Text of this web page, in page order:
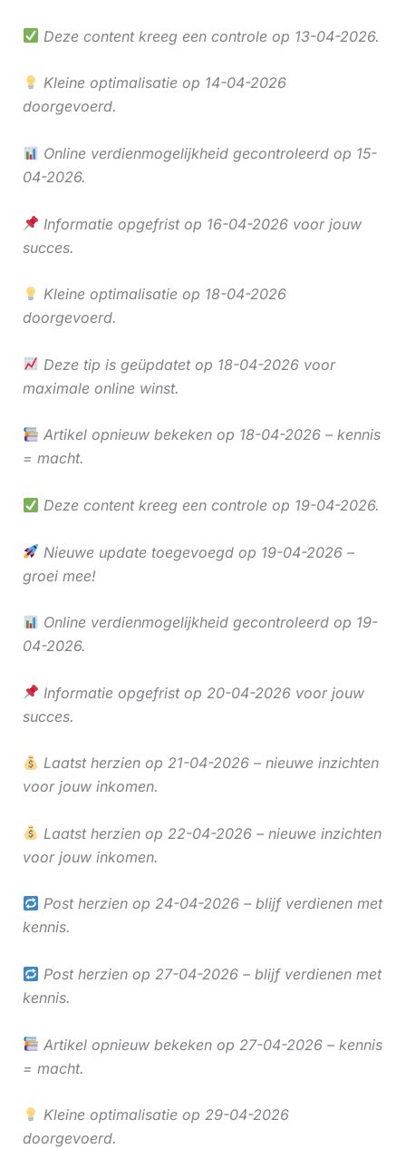
Deze content kreeg een controle op 13-04-2026.
Kleine optimalisatie op 14-04-2026
doorgevoerd.
Online verdienmogelijkheid gecontroleerd op 15-
04-2026.
Informatie opgefrist op 16-04-2026 voor jouw
succes.
Kleine optimalisatie op 18-04-2026
doorgevoerd.
Deze tip is geüpdatet op 18-04-2026 voor
maximale online winst.
Artikel opnieuw bekeken op 18-04-2026 – kennis
= macht.
Deze content kreeg een controle op 19-04-2026.
Nieuwe update toegevoegd op 19-04-2026 –
groei mee!
Online verdienmogelijkheid gecontroleerd op 19-
04-2026.
Informatie opgefrist op 20-04-2026 voor jouw
succes.
Laatst herzien op 21-04-2026 – nieuwe inzichten
voor jouw inkomen.
Laatst herzien op 22-04-2026 – nieuwe inzichten
voor jouw inkomen.
Post herzien op 24-04-2026 – blijf verdienen met
kennis.
Post herzien op 27-04-2026 – blijf verdienen met
kennis.
Artikel opnieuw bekeken op 27-04-2026 – kennis
= macht.
Kleine optimalisatie op 29-04-2026
doorgevoerd.